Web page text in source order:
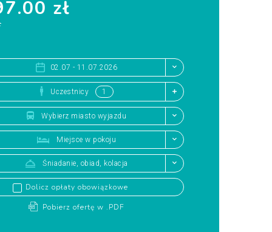
zł
02.07 - 11.07.2026
Uczestnicy
Wybierz miasto wyjazdu
Miejsce w pokoju
Śniadanie, obiad, kolacja
Dolicz opłaty obowiązkowe
Pobierz ofertę w .PDF